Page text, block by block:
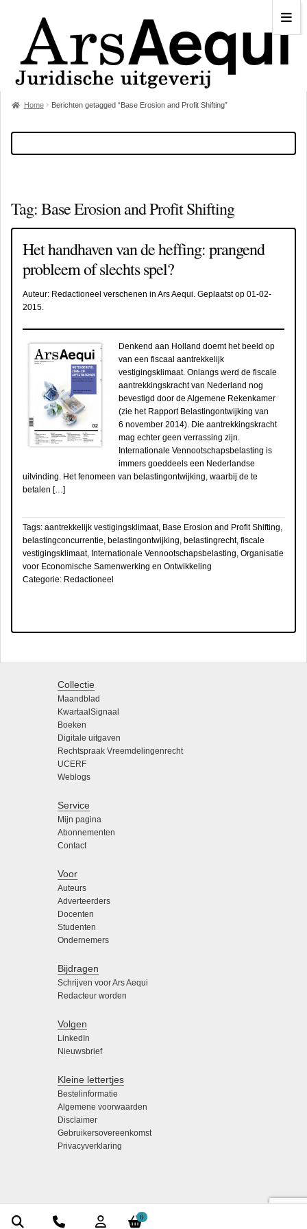
0
Home Berichten getagged “Base Erosion and Profit Shifting”
Tag:Base Erosion and Profit Shifting
Het handhaven van de heffing: prangend
probleem of slechts spel?
Auteur: Redactioneel verschenen in Ars Aequi. Geplaatst op 01-02-
2015.
Denkend aan Holland doemt het beeld op
van een fiscaal aantrekkelijk
vestigingsklimaat. Onlangs werd de fiscale
aantrekkingskracht van Nederland nog
bevestigd door de Algemene Rekenkamer
(zie het Rapport Belastingontwijking van
6 november 2014). Die aantrekkingskracht
mag echter geen verrassing zijn.
Internationale Vennootschapsbelasting is
immers goeddeels een Nederlandse
uitvinding. Het fenomeen van belastingontwijking, waarbij de te
betalen […]
Tags: aantrekkelijk vestigingsklimaat, Base Erosion and Profit Shifting,
belastingconcurrentie, belastingontwijking, belastingrecht, fiscale
vestigingsklimaat, Internationale Vennootschapsbelasting, Organisatie
voor Economische Samenwerking en Ontwikkeling
Categorie: Redactioneel
Collectie
Maandblad
KwartaalSignaal
Boeken
Digitale uitgaven
Rechtspraak Vreemdelingenrecht
UCERF
Weblogs
Service
Mijn pagina
Abonnementen
Contact
Voor
Auteurs
Adverteerders
Docenten
Studenten
Ondernemers
Bijdragen
Schrijven voor Ars Aequi
Redacteur worden
Volgen
LinkedIn
Nieuwsbrief
Kleine lettertjes
Bestelinformatie
Algemene voorwaarden
Disclaimer
Gebruikersovereenkomst
Privacyverklaring